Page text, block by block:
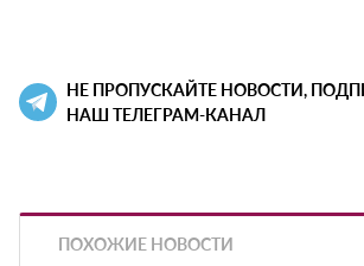
НЕ ПРОПУСКАЙТЕ НОВОСТИ,
НАШ ТЕЛЕГРАМ-КАНАЛ
ПОХОЖИЕ НОВОСТИ